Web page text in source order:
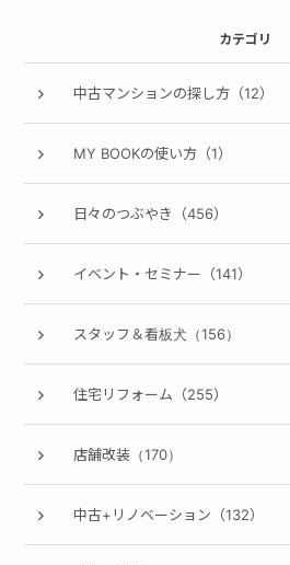
カテゴリ
中古マンションの探し方（12）
MY BOOKの使い方（1）
日々のつぶやき（456）
イベント・セミナー（141）
スタッフ＆看板犬（156）
住宅リフォーム（255）
店舗改装（170）
中古+リノベーション（132）